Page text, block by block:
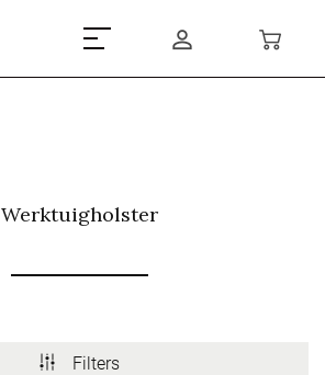
Werktuigholster
Filters